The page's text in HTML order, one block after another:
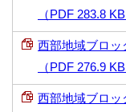
（PDF 283.8 KB
西部地域ブロッ
（PDF 276.9 KB
西部地域ブロッ